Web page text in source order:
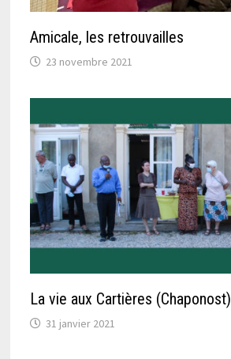
Amicale, les retrouvailles
23 novembre 2021
La vie aux Cartières (Chaponost)
31 janvier 2021